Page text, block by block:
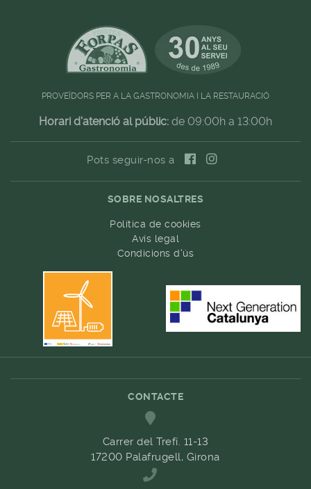
PROVEÏDORS PER A LA GASTRONOMIA I LA RESTAURACIÓ
Horari d'atenció al públic: de 09:00h a 13:00h
Pots seguir-nos a
SOBRE NOSALTRES
Política de cookies
Avís legal
Condicions d'ús
CONTACTE
Carrer del Trefí. 11-13
17200 Palafrugell, Girona